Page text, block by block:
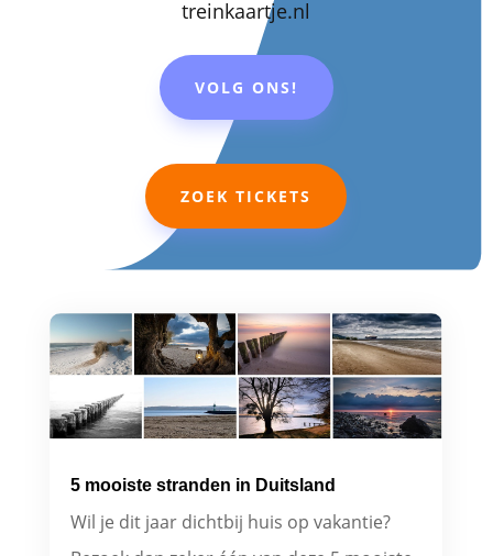
treinkaartje.nl
VOLG ONS!
ZOEK TICKETS
5 mooiste stranden in Duitsland
Wil je dit jaar dichtbij huis op vakantie?